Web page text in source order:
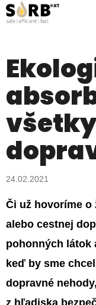
Prejsť
24.02.2021
Či už hovoríme o
alebo cestnej
pohonných látok
keď by sme
dopravné
z hľadiska
K
O
KČ
O
P
O
T
R
E
B
U
J
E
T